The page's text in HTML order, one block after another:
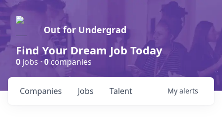
Out for Undergrad
Find Your Dream Job Today
0 jobs ·0companies
Jobs
Companies Talent My alerts